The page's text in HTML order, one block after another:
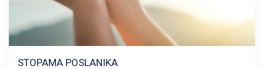
STOPAMA POSLANIKA